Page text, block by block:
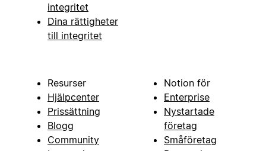
integritet
Dina rättigheter
till integritet
Resurser
Hjälpcenter
Prissättning
Blogg
Community
Notion för
Enterprise
Nystartade
företag
Småföretag